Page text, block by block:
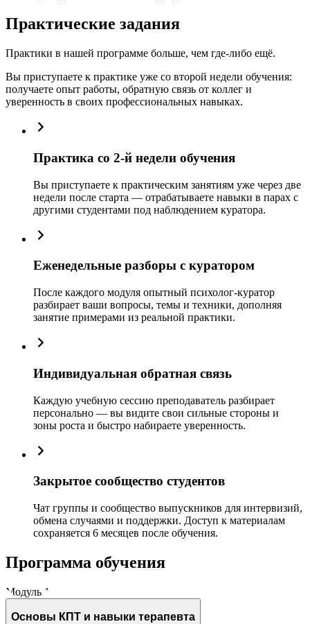
Практические задания
Практики в нашей программе больше, чем где-либо ещё.
Вы приступаете к практике уже со второй недели обучения:
получаете опыт работы, обратную связь от коллег и
уверенность в своих профессиональных навыках.
Практика со 2-й недели обучения
Вы приступаете к практическим занятиям уже через две
недели после старта — отрабатываете навыки в парах с
другими студентами под наблюдением куратора.
Еженедельные разборы с куратором
После каждого модуля опытный психолог-куратор
разбирает ваши вопросы, темы и техники, дополняя
занятие примерами из реальной практики.
Индивидуальная обратная связь
Каждую учебную сессию преподаватель разбирает
персонально — вы видите свои сильные стороны и
зоны роста и быстро набираете уверенность.
Закрытое сообщество студентов
Чат группы и сообщество выпускников для интервизий,
обмена случаями и поддержки. Доступ к материалам
сохраняется 6 месяцев после обучения.
Программа обучения
Модуль 1
Основы КПТ и навыки терапевта